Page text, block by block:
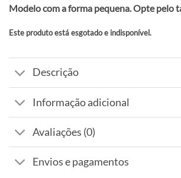
Modelo com a forma pequena. Opte pelo
Este produto está esgotado e indisponível.
Alternative:
Descrição
Informação adicional
Avaliações (0)
Envios e pagamentos